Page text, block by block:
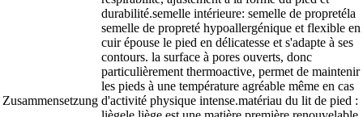
Zusammensetzung
durabilité.semelle intérieure: semelle de propretéla
semelle de propreté hypoallergénique et flexible en
cuir épouse le pied en délicatesse et s'adapte à ses
contours. la surface à pores ouverts, donc
particulièrement thermoactive, permet de maintenir
les pieds à une température agréable même en cas
d'activité physique intense.matériau du lit de pied :